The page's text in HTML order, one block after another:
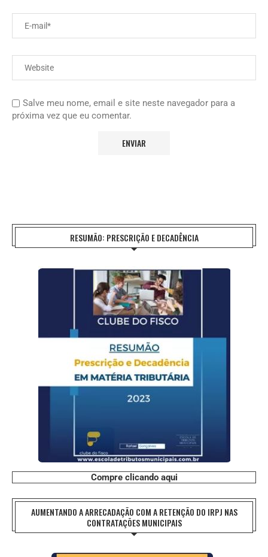
Salve meu nome, email e site neste navegador para a
próxima vez que eu comentar.
RESUMÃO: PRESCRIÇÃO E DECADÊNCIA
Compre clicando aqui
AUMENTANDO A ARRECADAÇÃO COM A RETENÇÃO DO IRPJ NAS
CONTRATAÇÕES MUNICIPAIS